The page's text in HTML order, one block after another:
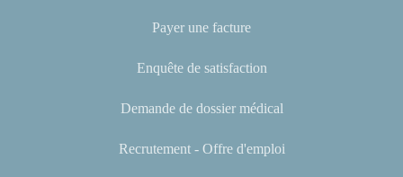
Payer une facture
Enquête de satisfaction
Demande de dossier médical
Recrutement - Offre d'emploi